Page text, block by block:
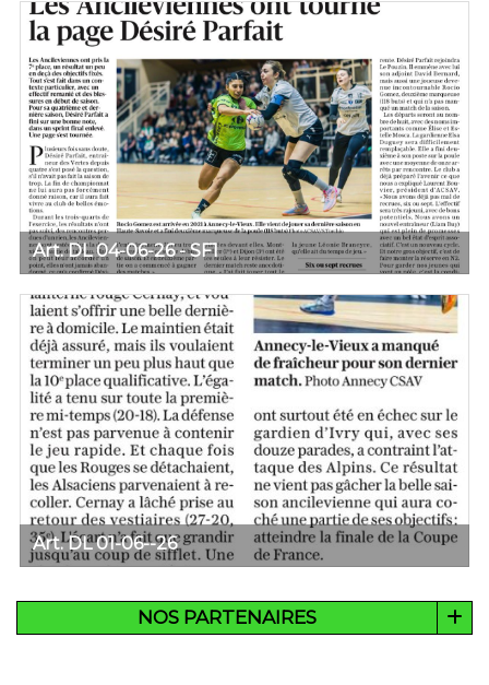
Art. DL 04-06-26 - SF1
Art. DL 01-06--26
NOS PARTENAIRES